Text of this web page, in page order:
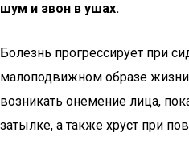
шум и звон в ушах.
Болезнь прогрессирует при
малоподвижном образе
возникать онемение лица,
затылке, а также хруст при